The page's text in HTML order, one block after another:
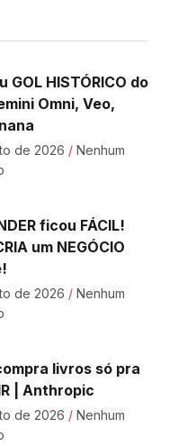
GOL HISTÓRICO do
Omni, Veo,
de 2026 Nenhum
ficou FÁCIL!
um NEGÓCIO
de 2026 Nenhum
livros só pra
| Anthropic
de 2026 Nenhum